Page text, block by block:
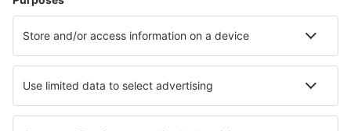
Ubytování
Let+Hotel
Transfery
Sportovní události